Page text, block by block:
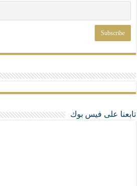
تابعنا على فيس بوك